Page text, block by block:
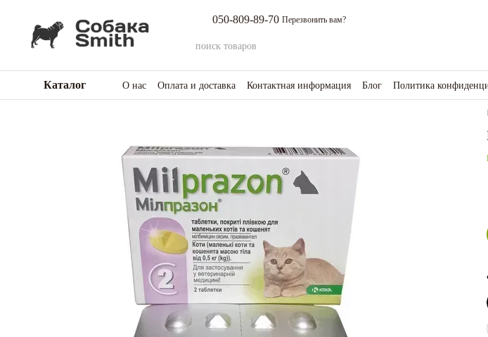
050-809-89-70 Перезвонить вам?
Каталог О нас Оплата и доставка Контактная информация Блог
Политика
Возврат товара и средств
Отзывы о магазине